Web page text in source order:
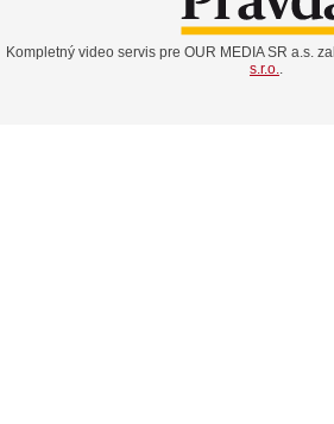
Kompletný video servis pre OUR MEDIA SR a.s.
s.r.o.